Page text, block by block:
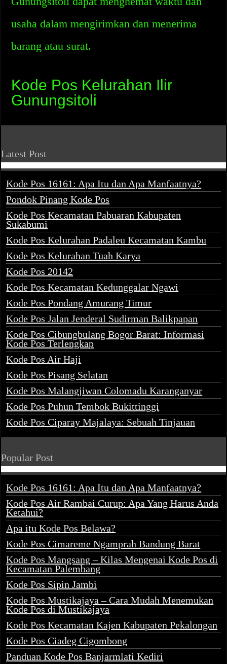
usaha dalam mengirimkan dan menerima
barang atau surat.
Kode Pos Kelurahan Ilir
Gunungsitoli
Latest Post
Kode Pos 16161: Apa Itu dan Apa Manfaatnya?
Pondok Pinang Kode Pos
Kode Pos Kecamatan Pabuaran Kabupaten
Sukabumi
Kode Pos Kelurahan Padaleu Kecamatan Kambu
Kode Pos Kelurahan Tuah Karya
Kode Pos 20142
Kode Pos Kecamatan Kedunggalar Ngawi
Kode Pos Pondang Amurang Timur
Kode Pos Jalan Jenderal Sudirman Balikpapan
Kode Pos Cibungbulang Bogor Barat: Informasi
Kode Pos Terlengkap
Kode Pos Air Haji
Kode Pos Pisang Selatan
Kode Pos Malangjiwan Colomadu Karanganyar
Kode Pos Puhun Tembok Bukittinggi
Kode Pos Ciparay Majalaya: Sebuah Tinjauan
Popular Post
Kode Pos 16161: Apa Itu dan Apa Manfaatnya?
Kode Pos Air Rambai Curup: Apa Yang Harus Anda
Ketahui?
Apa itu Kode Pos Belawa?
Kode Pos Cimareme Ngamprah Bandung Barat
Kode Pos Mangsang – Kilas Mengenai Kode Pos di
Kecamatan Palembang
Kode Pos Sipin Jambi
Kode Pos Mustikajaya – Cara Mudah Menemukan
Kode Pos di Mustikajaya
Kode Pos Kecamatan Kajen Kabupaten Pekalongan
Kode Pos Ciadeg Cigombong
Panduan Kode Pos Banjarmlati Kediri